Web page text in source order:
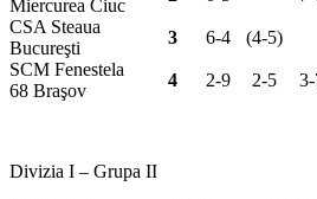
Miercurea Ciuc
CSA Steaua
Bucureşti
3 6-4 (4-5)
SCM Fenestela
68 Braşov
4 2-9 2-5
Divizia I – Grupa II